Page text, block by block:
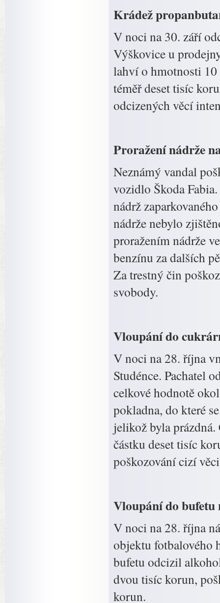
Krádež
V noci na 30. září
Výškovice u
lahví o hmotnosti
téměř deset tisíc
odcizených věcí
Proražení nádrže
Neznámý vandal
vozidlo Škoda
nádrž
nádrže nebylo
proražením nádrže
benzínu za dalších
Za trestný čin
svobody.
Vloupání do
V noci na 28. října
Studénce. Pachatel
celkové hodnotě
pokladna, do které
jelikož byla
částku deset tisíc
poškozování cizí
Vloupání do bufetu
V noci na 28. října
objektu fotbalového
bufetu odcizil
dvou tisíc korun,
korun.